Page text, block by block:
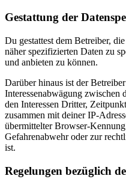
Gestattung der
Du gestattest dem Betreiber,
näher spezifizierten Daten zu
und anbieten zu können.
Darüber hinaus ist der
Interessenabwägung zwischen
den Interessen Dritter,
zusammen mit deiner IP-
übermittelter Browser-
Gefahrenabwehr oder zur
ist.
Regelungen bezüglich